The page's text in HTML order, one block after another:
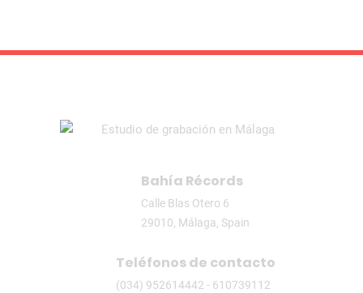
Bahía Récords
Calle Blas Otero 6
29010, Málaga, Spain
Teléfonos de contacto
(034) 952614442 - 610739112